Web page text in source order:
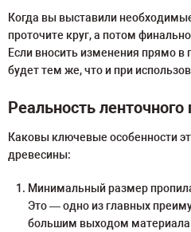
Когда вы выставили
проточите круг, а потом
Если вносить изменения прямо в
будет тем же, что и при
Реальность ленточного
Каковы ключевые особенности
древесины:
Минимальный размер
Это — одно из главных
большим выходом